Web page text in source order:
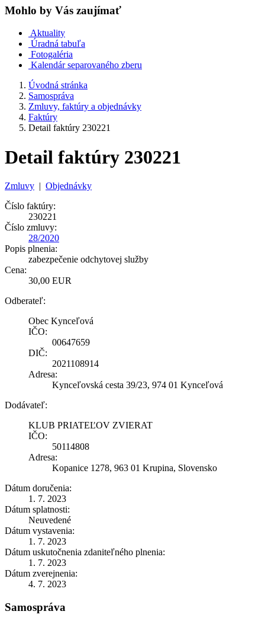
Mohlo by Vás zaujímať
Aktuality
Úradná tabuľa
Fotogaléria
Kalendár separovaného zberu
Úvodná stránka
Samospráva
Zmluvy, faktúry a objednávky
Faktúry
Detail faktúry 230221
Detail faktúry 230221
Zmluvy | Objednávky
Číslo faktúry:
230221
Číslo zmluvy:
28/2020
Popis plnenia:
zabezpečenie odchytovej služby
Cena:
30,00 EUR
Odberateľ:
Obec Kynceľová
IČO:
00647659
DIČ:
2021108914
Adresa:
Kynceľovská cesta 39/23, 974 01 Kynceľová
Dodávateľ:
KLUB PRIATEĽOV ZVIERAT
IČO:
50114808
Adresa:
Kopanice 1278, 963 01 Krupina, Slovensko
Dátum doručenia:
1. 7. 2023
Dátum splatnosti:
Neuvedené
Dátum vystavenia:
1. 7. 2023
Dátum uskutočnenia zdaniteľného plnenia:
1. 7. 2023
Dátum zverejnenia:
4. 7. 2023
Samospráva